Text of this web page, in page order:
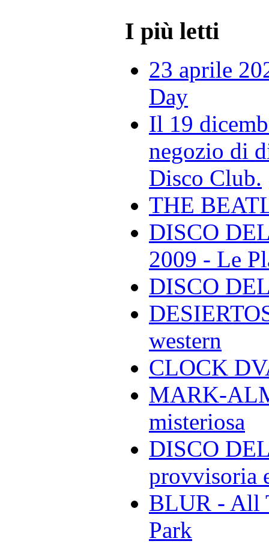
I più letti
23 aprile
Day
Il 19
negozio di
Disco Club.
THE
DISCO
2009 - Le
DISCO
western
CLOCK
MARK-
misteriosa
DISCO
provvisoria
BLUR - All
Park